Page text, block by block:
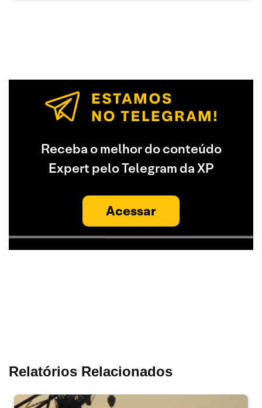
Receba o melhor do conteúdo
Expert pelo Telegram da XP
Acessar
Relatórios Relacionados